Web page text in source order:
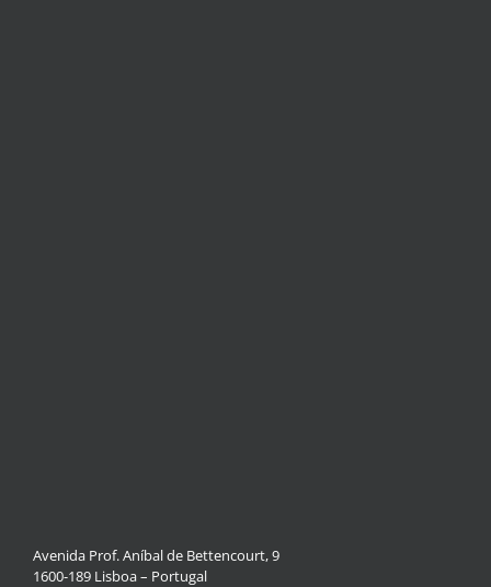
Avenida Prof. Aníbal de Bettencourt, 9
1600-189 Lisboa – Portugal